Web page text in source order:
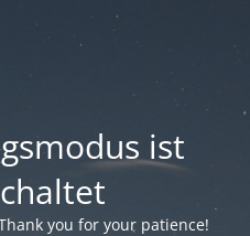
ist
you for your patience!